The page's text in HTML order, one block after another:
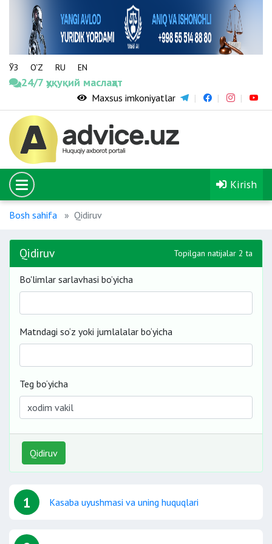
ЎЗ O‘Z RU EN
24/7 ҳуқуқий маслаҳат
Maxsus imkoniyatlar
Kirish
Bosh sahifa Qidiruv
Qidiruv Topilgan natijalar 2 ta
Bo'limlar sarlavhasi bo’yicha
Matndagi so‘z yoki jumlalalar bo‘yicha
Teg bo‘yicha
Qidiruv
1 Kasaba uyushmasi va uning huquqlari